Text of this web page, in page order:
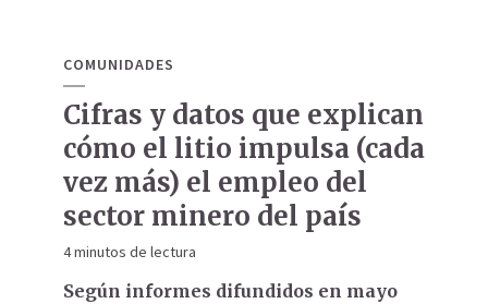
COMUNIDADES
Cifras y datos que explican
cómo el litio impulsa (cada
vez más) el empleo del
sector minero del país
4 minutos de lectura
Según informes difundidos en mayo